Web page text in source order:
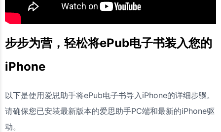
步步为营，轻松将ePub电子书装入您的
iPhone
以下是使用爱思助手将ePub电子书导入iPhone的详细步骤。
请确保您已安装最新版本的爱思助手PC端和最新的iPhone驱
动。